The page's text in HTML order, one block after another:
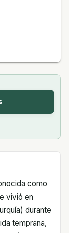
como
vivió en
durante
temprana,